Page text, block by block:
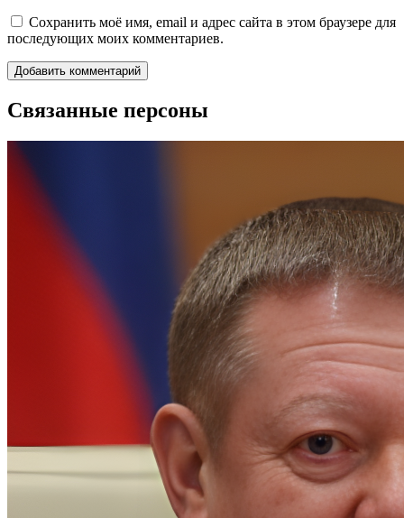
Сохранить моё имя, email и адрес сайта в этом браузере для
последующих моих комментариев.
Связанные персоны